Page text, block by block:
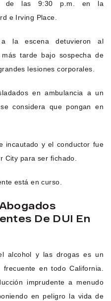
de las 9:30 p.m. en la
e Irving Place.
la escena detuvieron al
tarde bajo sospecha de
lesiones corporales.
en ambulancia a un
considera que pongan en
incautado y el conductor fue
City para ser fichado.
está en curso.
De DUI En
alcohol y las drogas es un
en todo California.
imprudente a menudo
en peligro la vida de